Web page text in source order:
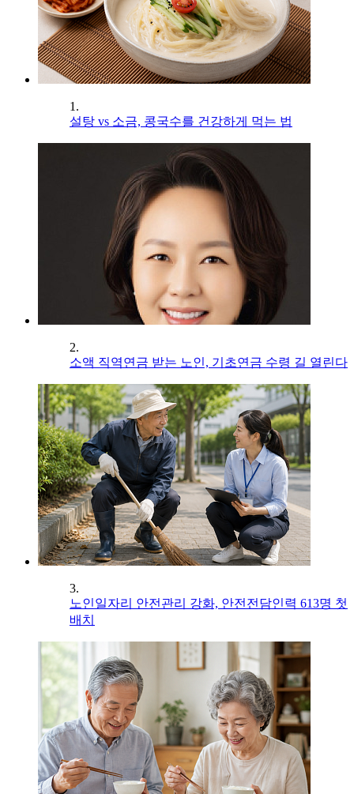
1.
설탕 vs 소금, 콩국수를 건강하게 먹는 법
2.
소액 직역연금 받는 노인, 기초연금 수령 길 열린다
3.
노인일자리 안전관리 강화, 안전전담인력 613명 첫
배치